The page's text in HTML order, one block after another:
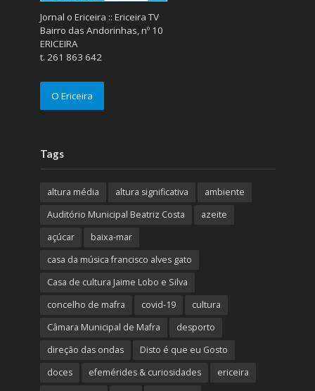
Jornal o Ericeira :: Ericeira TV
Bairro das Andorinhas, nº 10
ERICEIRA
t. 261 863 642
O Ericeira
Tags
altura média altura significativa
ambiente
Auditório Municipal Beatriz Costa
azeite
açúcar
baixa-mar
casa da música francisco alves gato
Casa de cultura Jaime Lobo e Silva
concelho de mafra
covid-19
cultura
Câmara Municipal de Mafra
desporto
direção das ondas
Disto é que eu Gosto
doces
efemérides & curiosidades
ericeira